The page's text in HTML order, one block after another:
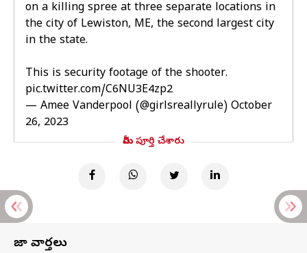
on a killing spree at three separate locations in
the city of Lewiston, ME, the second largest city
in the state.
This is security footage of the shooter.
pic.twitter.com/C6NU3E4zp2
— Amee Vanderpool (@girlsreallyrule) October
26, 2023
మీరు పూర్తి చేశారు
తాజా వార్తలు